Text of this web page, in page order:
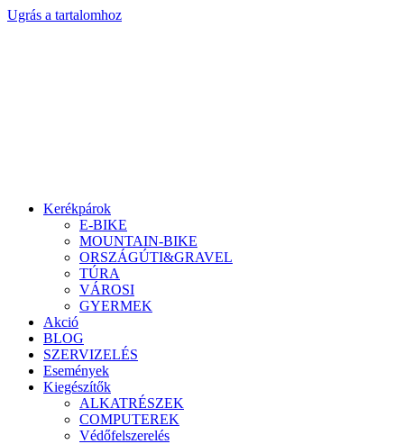
Ugrás a tartalomhoz
Kerékpárok
E-BIKE
MOUNTAIN-BIKE
ORSZÁGÚTI&GRAVEL
TÚRA
VÁROSI
GYERMEK
Akció
BLOG
SZERVIZELÉS
Események
Kiegészítők
ALKATRÉSZEK
COMPUTEREK
Védőfelszerelés